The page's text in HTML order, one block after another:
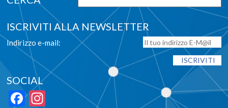
ISCRIVITI ALLA NEWSLETTER
Indirizzo e-mail:
SOCIAL
Facebook
Instagram